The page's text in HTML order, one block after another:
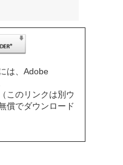
は、Adobe
（このリンクは別ウ
償でダウンロード